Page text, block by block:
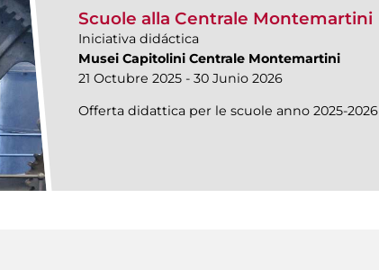
Scuole alla Centrale Montemartini
Iniciativa didáctica
Musei Capitolini Centrale Montemartini
21 Octubre 2025 - 30 Junio 2026
Offerta didattica per le scuole anno 2025-2026